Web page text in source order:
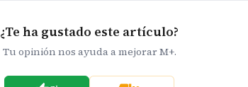
¿Te ha gustado este artículo?
Tu opinión nos ayuda a mejorar M+.